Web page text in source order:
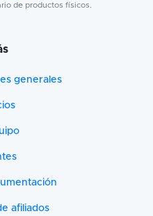
de productos físicos.
generales
afiliados